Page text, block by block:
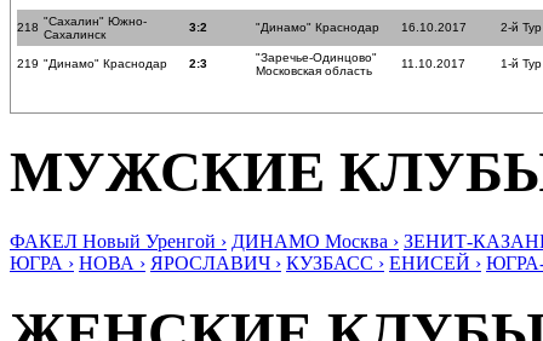
218 "Сахалин" Южно-
Сахалинск
3:2 "Динамо" Краснодар 16.10.2017 2-й Тур
219 "Динамо" Краснодар 2:3
"Заречье-Одинцово"
Московская область
11.10.2017 1-й Тур
МУЖСКИЕ
ФАКЕЛ Новый Уренгой › ДИНАМО Москва › ЗЕНИТ-
ЮГРА › НОВА › ЯРОСЛАВИЧ › КУЗБАСС › ЕНИСЕЙ ›